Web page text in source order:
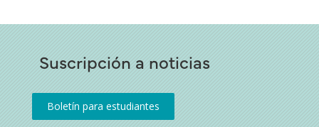
Suscripción a noticias